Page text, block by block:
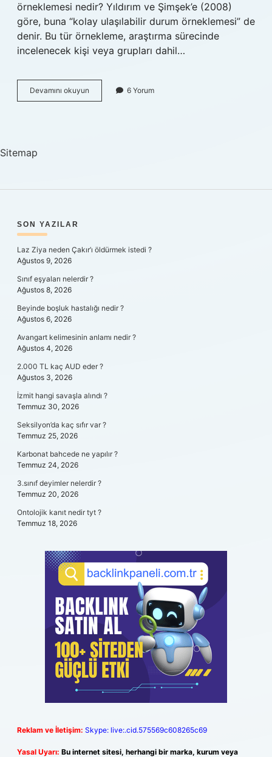
örneklemesi nedir? Yıldırım ve Şimşek’e (2008)
göre, buna “kolay ulaşılabilir durum örneklemesi” de
denir. Bu tür örnekleme, araştırma sürecinde
incelenecek kişi veya grupları dahil…
Devamını okuyun Kolayda
Örnekleme
6 Yorum
Sitemap
SIDEBAR
SON YAZILAR
Laz Ziya neden Çakır’ı öldürmek istedi ?
Ağustos 9, 2026
Sınıf eşyaları nelerdir ?
Ağustos 8, 2026
Beyinde boşluk hastalığı nedir ?
Ağustos 6, 2026
Avangart kelimesinin anlamı nedir ?
Ağustos 4, 2026
2.000 TL kaç AUD eder ?
Ağustos 3, 2026
İzmit hangi savaşla alındı ?
Temmuz 30, 2026
Seksilyon’da kaç sıfır var ?
Temmuz 25, 2026
Karbonat bahcede ne yapılır ?
Temmuz 24, 2026
3.sınıf deyimler nelerdir ?
Temmuz 20, 2026
Ontolojik kanıt nedir tyt ?
Temmuz 18, 2026
Reklam ve İletişim: Skype: live:.cid.575569c608265c69
Yasal Uyarı: Bu internet sitesi, herhangi bir marka, kurum veya